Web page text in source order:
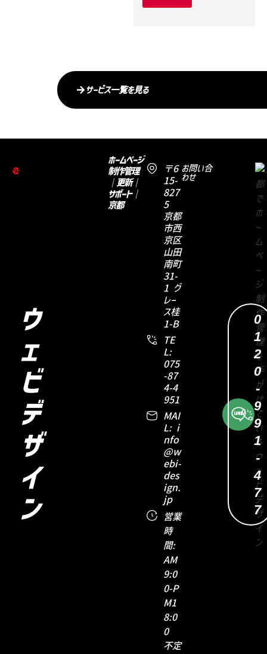
サービス一覧を見る
ウ
ェ
ビ
デ
ザ
イ
ン
ホームページ
制作管理
｜更新｜
サポート｜
京都
〒6
15-
827
5
京都
市西
京区
山田
南町
31-
1 グ
レー
ス桂
1-B
TE
L:
075
-87
4-4
951
MAI
L: i
nfo
@w
ebi-
des
ign.
jp
営業
時
間:
AM
9:0
0-P
M1
8:0
0
不定
お問い合
わせ
0
1
2
0
-
9
9
1
-
4
7
7